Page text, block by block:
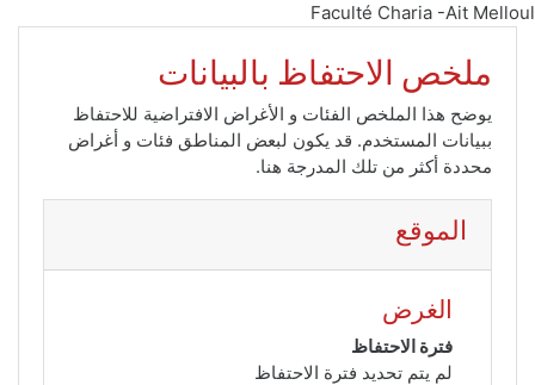
Faculté Charia -Ait Melloul
ملخص الاحتفاظ بالبيانات
يوضح هذا الملخص الفئات و الأغراض الافتراضية للاحتفاظ
ببيانات المستخدم. قد يكون لبعض المناطق فئات و أغراض
محددة أكثر من تلك المدرجة هنا.
الموقع
الغرض
فترة الاحتفاظ
لم يتم تحديد فترة الاحتفاظ